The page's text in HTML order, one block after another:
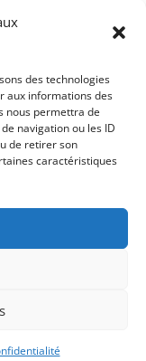
des technologies
aux informations des
nous permettra de
navigation ou les ID
de retirer son
caractéristiques
×